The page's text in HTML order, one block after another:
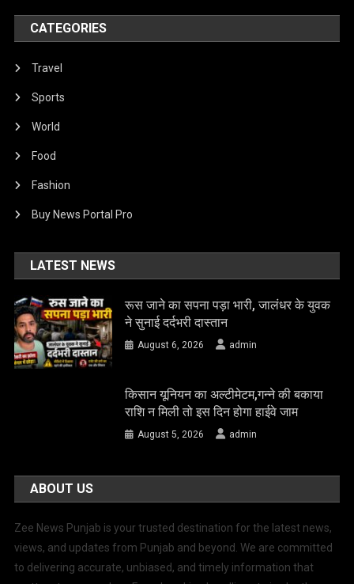
CATEGORIES
Travel
Sports
World
Food
Fashion
Buy News Portal Pro
LATEST NEWS
रूस जाने का सपना पड़ा भारी, जालंधर के युवक
ने सुनाई दर्दभरी दास्तान
August 6, 2026 admin
किसान यूनियन का अल्टीमेटम,गन्ने की बकाया
राशि न मिली तो इस दिन होगा हाईवे जाम
August 5, 2026 admin
ABOUT US
Zee News Punjab is your trusted destination for the latest news,
views, and updates from Punjab and beyond. We are committed
to delivering accurate, unbiased, and timely information that